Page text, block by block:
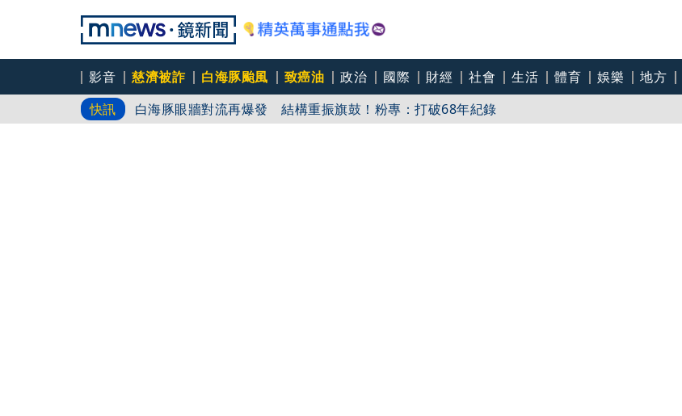
影音 慈濟被詐 白海豚颱風 致癌油 政治 國際 財經 社會 生活 體育 娛樂 地方
快訊
白海豚眼牆對流再爆發 結構重振旗鼓！粉專：打破68年紀錄
買疫苗遭詐10億 慈濟最新3點聲明：將依法求償、捍衛捐款權益